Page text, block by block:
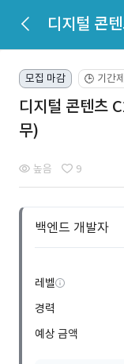
모집 마감 🕒 기간제
디지털 콘텐츠
무)
높음 9
백엔드 개발자
레벨
경력
예상 금액